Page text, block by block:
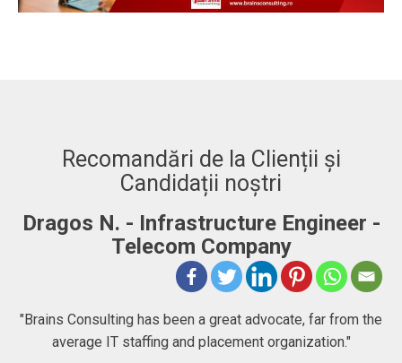
Recomandări de la Clienții și
Candidații noștri
Dragos N. - Infrastructure Engineer -
Telecom Company
"Brains Consulting has been a great advocate, far from the
average IT staffing and placement organization."